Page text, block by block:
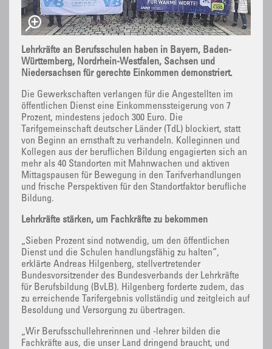
Lehrkräfte an Berufsschulen haben in Bayern, Baden-
Württemberg, Nordrhein-Westfalen, Sachsen und
Niedersachsen für gerechte Einkommen demonstriert.
Die Gewerkschaften verlangen für die Angestellten im
öffentlichen Dienst eine Einkommenssteigerung von 7
Prozent, mindestens jedoch 300 Euro. Die
Tarifgemeinschaft deutscher Länder (TdL) blockiert, statt
von Beginn an ernsthaft zu verhandeln. Kolleginnen und
Kollegen aus der beruflichen Bildung engagierten sich an
mehr als 40 Standorten mit Mahnwachen und aktiven
Mittagspausen für Bewegung in den Tarifverhandlungen
und frische Perspektiven für den Standortfaktor berufliche
Bildung.
Lehrkräfte stärken, um Fachkräfte zu bekommen
„Sieben Prozent sind notwendig, um den öffentlichen
Dienst und die Schulen handlungsfähig zu halten“,
erklärte Andreas Hilgenberg, stellvertretender
Bundesvorsitzender des Bundesverbands der Lehrkräfte
für Berufsbildung (BvLB). Hilgenberg forderte zudem, das
zu erreichende Tarifergebnis vollständig und zeitgleich auf
Besoldung und Versorgung zu übertragen.
„Wir Berufsschullehrerinnen und -lehrer bilden die
Fachkräfte aus, die unser Land dringend braucht, und